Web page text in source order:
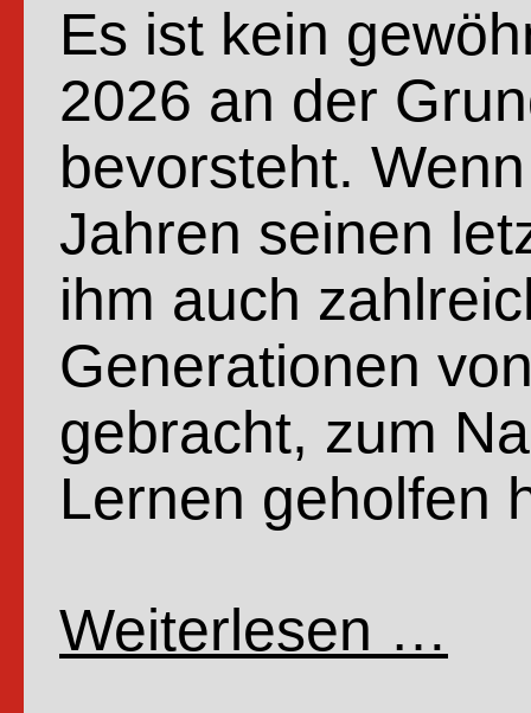
Es ist kein
2026 an der
bevorsteht.
Jahren seinen
ihm auch
Generationen
gebracht, zum
Lernen geholfen
Weiterlesen …